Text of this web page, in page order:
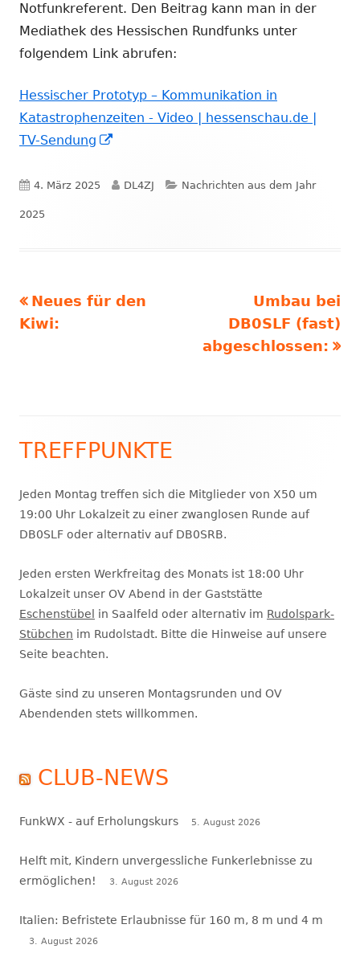
Notfunkreferent. Den Beitrag kann man in der
Mediathek des Hessischen Rundfunks unter
folgendem Link abrufen:
Hessischer Prototyp – Kommunikation in
Katastrophenzeiten - Video | hessenschau.de |
TV-Sendung
Fenster
Veröffentlicht
am
4. März 2025 Autor
DL4ZJ Kategorien
Nachrichten aus dem Jahr
2025
Beitragsnavigation
Vorheriger
Beitrag:
Neues für den
Kiwi:
Nächster
Beitrag
Umbau bei
DB0SLF (fast)
abgeschlossen:
Haupt-
Seitenleiste
TREFFPUNKTE
Jeden Montag treffen sich die Mitglieder von X50 um
19:00 Uhr Lokalzeit zu einer zwanglosen Runde auf
DB0SLF oder alternativ auf DB0SRB.
Jeden ersten Werkfreitag des Monats ist 18:00 Uhr
Lokalzeit unser OV Abend in der Gaststätte
Eschenstübel
in Saalfeld oder alternativ im Rudolspark-
Stübchen im Rudolstadt. Bitte die Hinweise auf unsere
Seite beachten.
Gäste sind zu unseren Montagsrunden und OV
Abendenden stets willkommen.
CLUB-NEWS
FunkWX - auf Erholungskurs 5. August 2026
Helft mit, Kindern unvergessliche Funkerlebnisse zu
ermöglichen!
3. August 2026
Italien: Befristete Erlaubnisse für 160 m, 8 m und 4 m
3. August 2026